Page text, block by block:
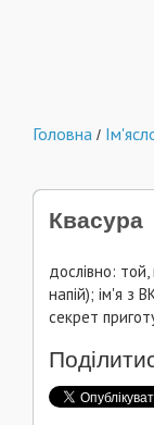
Головна /
Квасура
дослівно:
напій); ім'я з
секрет